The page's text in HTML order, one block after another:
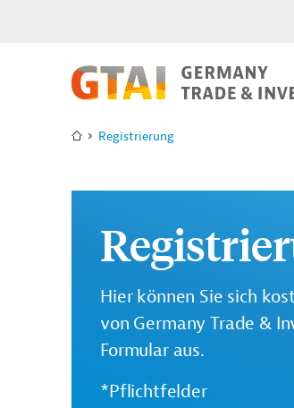
Registrierung
Hier können Sie sich
von Germany Trade &
Formular aus.
*Pflichtfelder